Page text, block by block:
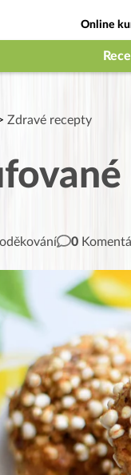
Online
Jak na
Zdravé recepty
0